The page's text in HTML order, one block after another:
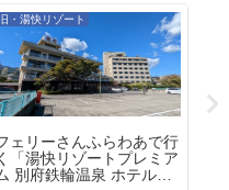
旧・湯快リゾート
ェリーさんふらわあで行
「湯快リゾートプレミア
別府鉄輪温泉 ホテル風